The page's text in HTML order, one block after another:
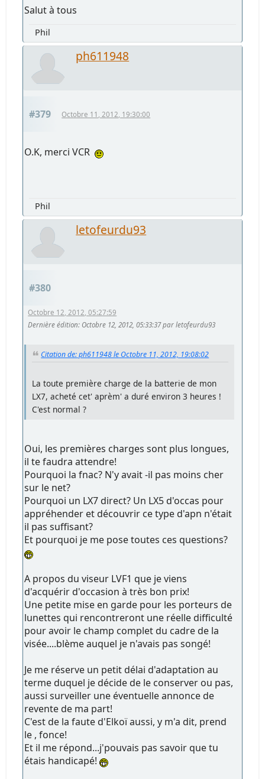
Salut à tous
Phil
ph611948
#379 Octobre 11, 2012, 19:30:00
O.K, merci VCR
Phil
letofeurdu93
#380
Octobre 12, 2012, 05:27:59
Dernière édition: Octobre 12, 2012, 05:33:37 par letofeurdu93
Citation de: ph611948 le Octobre 11, 2012, 19:08:02
La toute première charge de la batterie de mon
LX7, acheté cet' aprèm' a duré environ 3 heures !
C'est normal ?
Oui, les premières charges sont plus longues,
il te faudra attendre!
Pourquoi la fnac? N'y avait -il pas moins cher
sur le net?
Pourquoi un LX7 direct? Un LX5 d'occas pour
appréhender et découvrir ce type d'apn n'était
il pas suffisant?
Et pourquoi je me pose toutes ces questions?
A propos du viseur LVF1 que je viens
d'acquérir d'occasion à très bon prix!
Une petite mise en garde pour les porteurs de
lunettes qui rencontreront une réelle difficulté
pour avoir le champ complet du cadre de la
visée....blème auquel je n'avais pas songé!
Je me réserve un petit délai d'adaptation au
terme duquel je décide de le conserver ou pas,
aussi surveiller une éventuelle annonce de
revente de ma part!
C'est de la faute d'Elkoï aussi, y m'a dit, prend
le , fonce!
Et il me répond...j'pouvais pas savoir que tu
étais handicapé!